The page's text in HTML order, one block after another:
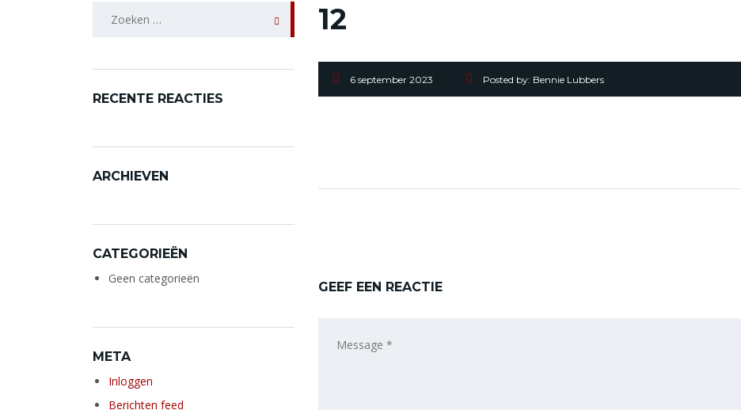
12
6 september 2023 Posted by: Bennie Lubbers
GEEF EEN REACTIE
naar:
RECENTE REACTIES
ARCHIEVEN
CATEGORIEËN
Geen categorieën
META
Inloggen
Berichten feed